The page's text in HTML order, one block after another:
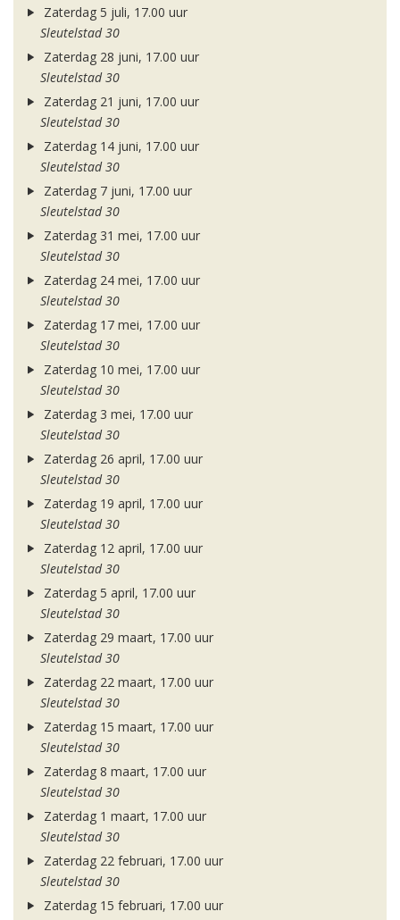
Zaterdag 5 juli, 17.00 uur
Sleutelstad 30
Zaterdag 28 juni, 17.00 uur
Sleutelstad 30
Zaterdag 21 juni, 17.00 uur
Sleutelstad 30
Zaterdag 14 juni, 17.00 uur
Sleutelstad 30
Zaterdag 7 juni, 17.00 uur
Sleutelstad 30
Zaterdag 31 mei, 17.00 uur
Sleutelstad 30
Zaterdag 24 mei, 17.00 uur
Sleutelstad 30
Zaterdag 17 mei, 17.00 uur
Sleutelstad 30
Zaterdag 10 mei, 17.00 uur
Sleutelstad 30
Zaterdag 3 mei, 17.00 uur
Sleutelstad 30
Zaterdag 26 april, 17.00 uur
Sleutelstad 30
Zaterdag 19 april, 17.00 uur
Sleutelstad 30
Zaterdag 12 april, 17.00 uur
Sleutelstad 30
Zaterdag 5 april, 17.00 uur
Sleutelstad 30
Zaterdag 29 maart, 17.00 uur
Sleutelstad 30
Zaterdag 22 maart, 17.00 uur
Sleutelstad 30
Zaterdag 15 maart, 17.00 uur
Sleutelstad 30
Zaterdag 8 maart, 17.00 uur
Sleutelstad 30
Zaterdag 1 maart, 17.00 uur
Sleutelstad 30
Zaterdag 22 februari, 17.00 uur
Sleutelstad 30
Zaterdag 15 februari, 17.00 uur